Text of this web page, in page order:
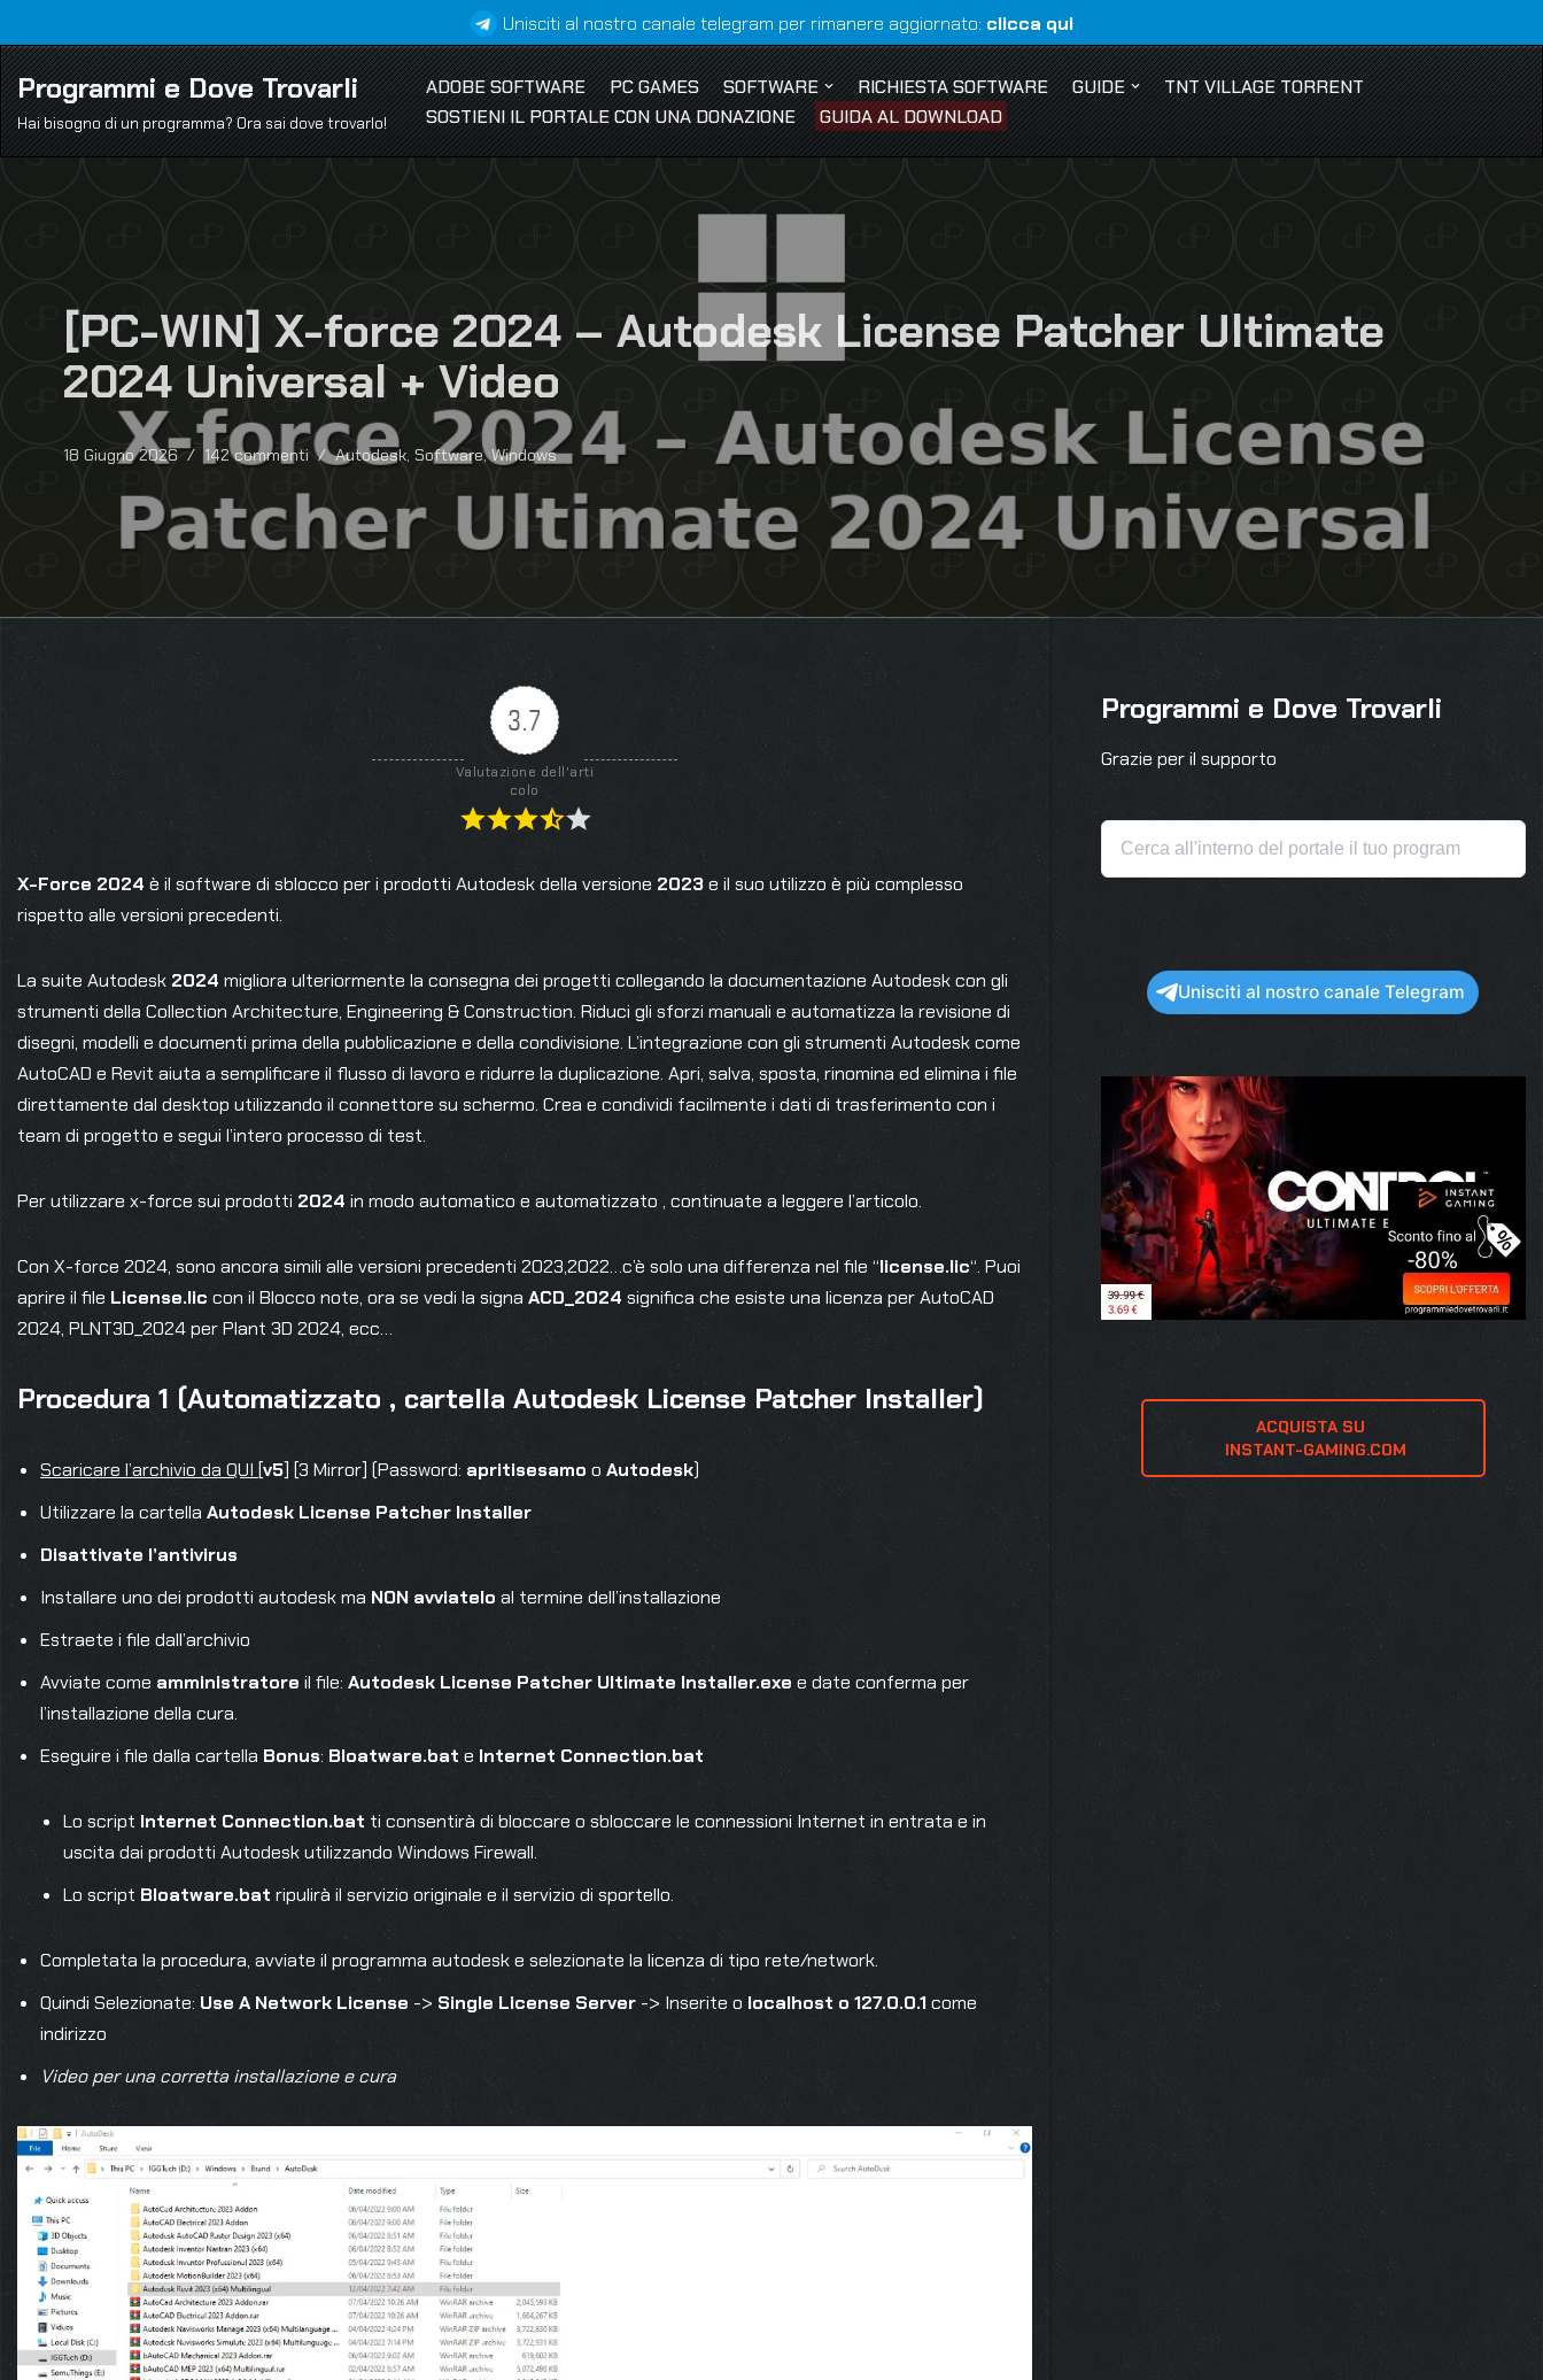
Vai
al
contenuto
Unisciti al nostro canale telegram per rimanere aggiornato: clicca qui
Programmi e Dove Trovarli
Hai bisogno di un programma? Ora sai dove trovarlo!
ADOBE SOFTWARE PC GAMES SOFTWARE RICHIESTA SOFTWARE GUIDE
TNT VILLAGE TORRENT
SOSTIENI IL PORTALE CON UNA DONAZIONE
GUIDA AL DOWNLOAD
[PC-WIN] X-force 2024 – Autodesk License Patcher Ultimate
2024 Universal + Video
18 Giugno 2026 142 commenti Autodesk, Software,Windows
3.7
Valutazione dell'arti
colo
X-Force 2024 è il software di sblocco per i prodotti Autodesk della versione 2023e il suo utilizzo è più complesso
rispetto alle versioni precedenti.
La suite Autodesk 2024 migliora ulteriormente la consegna dei progetti collegando la documentazione Autodesk con gli
strumenti della Collection Architecture, Engineering & Construction. Riduci gli sforzi manuali e automatizza la revisione di
disegni, modelli e documenti prima della pubblicazione e della condivisione. L’integrazione con gli strumenti Autodesk come
AutoCAD e Revit aiuta a semplificare il flusso di lavoro e ridurre la duplicazione. Apri, salva, sposta, rinomina ed elimina i file
direttamente dal desktop utilizzando il connettore su schermo. Crea e condividi facilmente i dati di trasferimento con i
team di progetto e segui l’intero processo di test.
Per utilizzare x-force sui prodotti 2024 in modo automatico e automatizzato , continuate a leggere l’articolo.
Con X-force 2024, sono ancora simili alle versioni precedenti 2023,2022…c’è solo una differenza nel file “license.lic“. Puoi
aprire il file License.lic con il Blocco note, ora se vedi la signa ACD_2024 significa che esiste una licenza per AutoCAD
2024, PLNT3D_2024 per Plant 3D 2024, ecc…
Procedura 1 (Automatizzato , cartella Autodesk License Patcher Installer)
Scaricare l’archivio da QUI [v5] [3 Mirror] (Password: apritisesamo o Autodesk)
Utilizzare la cartella Autodesk License Patcher Installer
Disattivate l’antivirus
Installare uno dei prodotti autodesk ma NON avviatelo al termine dell’installazione
Estraete i file dall’archivio
Avviate come amministratore il file: Autodesk License Patcher Ultimate Installer.exe e date conferma per
l’installazione della cura.
Eseguire i file dalla cartella Bonus: Bloatware.bat e Internet Connection.bat
Lo script Internet Connection.bat ti consentirà di bloccare o sbloccare le connessioni Internet in entrata e in
uscita dai prodotti Autodesk utilizzando Windows Firewall.
Lo script Bloatware.bat ripulirà il servizio originale e il servizio di sportello.
Completata la procedura, avviate il programma autodesk e selezionate la licenza di tipo rete/network.
Quindi Selezionate: Use A Network License -> Single License Server -> Inserite o localhost o 127.0.0.1come
indirizzo
Video per una corretta installazione e cura
Programmi e Dove Trovarli
Grazie per il supporto
Unisciti al nostro canale Telegram
ACQUISTA SU
INSTANT-GAMING.COM